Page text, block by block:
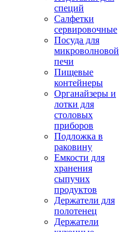
специй
Салфетки
сервировочные
Посуда для
микроволновой
печи
Пищевые
контейнеры
Органайзеры и
лотки для
столовых
приборов
Подложка в
раковину
Емкости для
хранения
сыпучих
продуктов
Держатели для
полотенец
Держатели